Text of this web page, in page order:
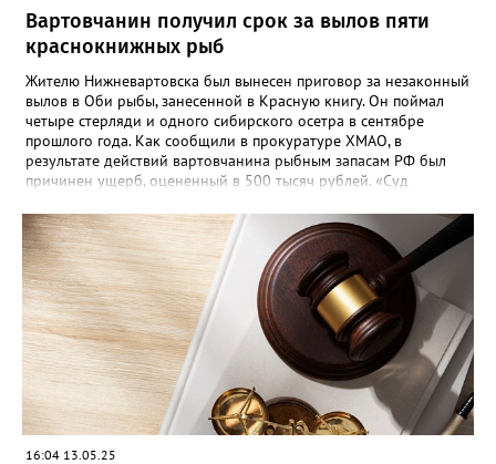
Вартовчанин получил срок за вылов пяти
краснокнижных рыб
Жителю Нижневартовска был вынесен приговор за незаконный
вылов в Оби рыбы, занесенной в Красную книгу. Он поймал
четыре стерляди и одного сибирского осетра в сентябре
прошлого года. Как сообщили в прокуратуре ХМАО, в
результате действий вартовчанина рыбным запасам РФ был
причинен ущерб, оцененный в 500 тысяч рублей. «Суд
свободы условно с испытательным сроком в один год», —
говорится в сообщении. Также у мужчины конфисковали
моторную лодку и передали государству. На данный момент
приговор не вступил в законную силу.
16:04 13.05.25